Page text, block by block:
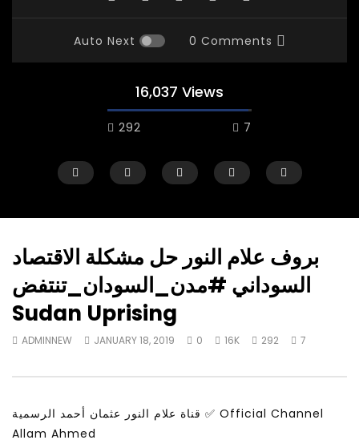
Auto Next 0 Comments
16,037 Views
292 7
Watch Later
28:11
Is the global public tuning out of
the climate change debate? |
ADMINNEW JULY 19, 2026
25:59
والسعادة
بروف علام النور حل مشكلة الاقتصاد
السوداني #مدن_السودان_تنتفض
Sudan Uprising
ADMINNEW JANUARY 18, 2019 0 16K 292 7
قناة علام النور عثمان أحمد الرسمية ✅ Official Channel
Allam Ahmed